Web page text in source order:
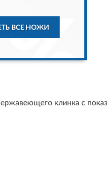
ВСЕ НОЖИ
клинка с